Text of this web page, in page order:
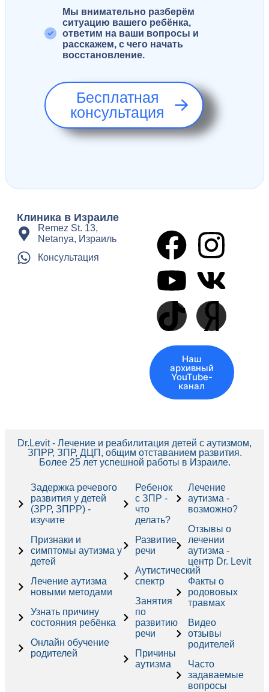
Мы внимательно разберём
ситуацию вашего ребёнка,
ответим на ваши вопросы и
расскажем, с чего начать
восстановление.
Бесплатная
консультация
Клиника в Израиле
Remez St. 13,
Netanya, Израиль
Консультация
Наш
архивный
YouTube-
канал
Dr.Levit - Лечение и реабилитация детей с аутизмом,
ЗПРР, ЗПР, ДЦП, общим отставанием развития.
Более 25 лет успешной работы в Израиле.
Задержка речевого
развития у детей
(ЗРР, ЗПРР) -
изучите
Признаки и
симптомы аутизма у
детей
Лечение аутизма
новыми методами
Узнать причину
состояния ребёнка
Онлайн обучение
родителей
Ребенок
с ЗПР -
что
делать?
Развитие
речи
Аутистический
спектр
Занятия
по
развитию
речи
Причины
аутизма
Лечение
аутизма -
возможно?
Отзывы о
лечении
аутизма -
центр Dr. Levit
Факты о
родововых
травмах
Видео
отзывы
родителей
Часто
задаваемые
вопросы